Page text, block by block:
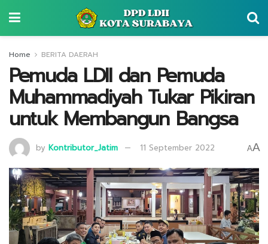
Home BERITA DAERAH
Pemuda LDII dan Pemuda
Muhammadiyah Tukar Pikiran
untuk Membangun Bangsa
by Kontributor_Jatim 11 September 2022 AA